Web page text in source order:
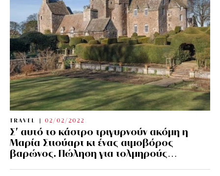
TRAVEL 02/02/2022
Σ’ αυτό το κάστρο τριγυρνούν ακόμη η
Μαρία Στιούαρτ κι ένας αιμοβόρος
βαρώνος. Πώληση για τολμηρούς…